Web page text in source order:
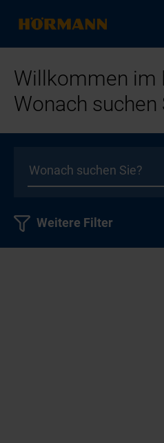
Willkommen im
Wonach suchen
Weitere Filter